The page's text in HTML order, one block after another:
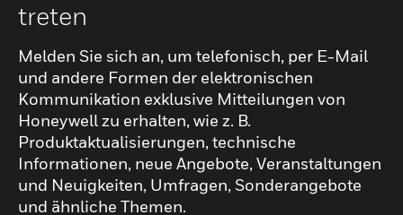
treten
Melden Sie sich an, um telefonisch, per E-Mail
und andere Formen der elektronischen
Kommunikation exklusive Mitteilungen von
Honeywell zu erhalten, wie z. B.
Produktaktualisierungen, technische
Informationen, neue Angebote, Veranstaltungen
und Neuigkeiten, Umfragen, Sonderangebote
und ähnliche Themen.